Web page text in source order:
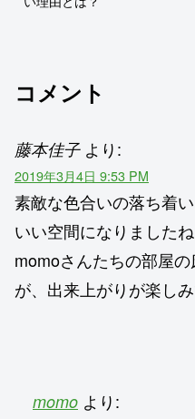
コメント
藤本佳子 より:
2019年3月4日 9:53 PM
素敵な色合いの落ち着
いい空間になりましたね
momoさんたちの部屋
が、出来上がりが楽しみ
momo より: